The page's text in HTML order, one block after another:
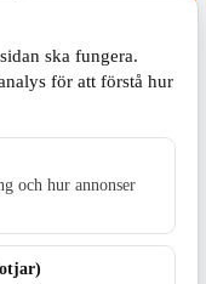
som sedan 2002 ger
Värnamo.nu. Från
ska fungera.
för att förstå hur
och hur annonser